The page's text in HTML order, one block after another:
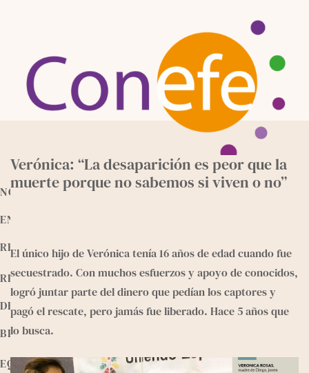
NOTICIAS
ENTREVISTAS
RECURSOS
RELEEMOS
DEVOCIONALES
BIBLIOTECA
EQUIPO
Verónica: “La desaparición es peor que la
muerte porque no sabemos si viven o no”
El único hijo de Verónica tenía 16 años de edad cuando fue
secuestrado. Con muchos esfuerzos y apoyo de conocidos,
logró juntar parte del dinero que pedían los captores y
pagó el rescate, pero jamás fue liberado. Hace 5 años que
lo busca.